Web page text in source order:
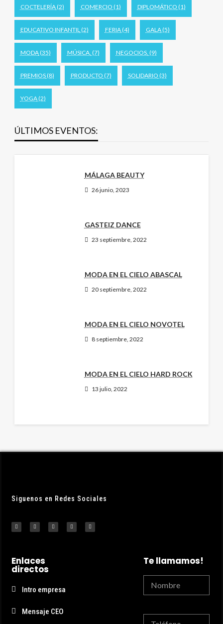
COCTELERÍA(2) COMERCIO (1) DIPLOMÁTICO (1)
EDUCATIVO INFANTIL (2) FERIA(4) GALA(5)
MODA(35) MÚSICA. (7) NEGOCIOS. (9)
PREMIOS(8) PRODUCTO (7) SOLIDARIO (3)
YOGA(2)
ÚLTIMOS EVENTOS:
MÁLAGA BEAUTY
26 junio, 2023
GASTEIZ DANCE
23 septiembre, 2022
MODA EN EL CIELO ABASCAL
20 septiembre, 2022
MODA EN EL CIELO NOVOTEL
8 septiembre, 2022
MODA EN EL CIELO HARD ROCK
13 julio, 2022
Siguenos en Redes Sociales
Enlaces
directos
Intro empresa
Mensaje CEO
Te llamamos!